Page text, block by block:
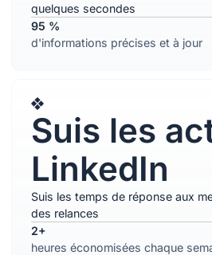
quelques secondes
95 %
d'informations précises et à jour
Suis les
LinkedIn
Suis les temps de réponse aux
des relances
2+
heures économisées chaque